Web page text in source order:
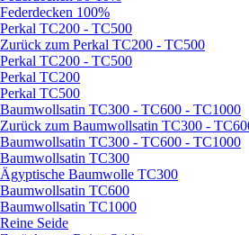
Federdecken 100%
Perkal TC200 - TC500
Zurück zum Perkal TC200 - TC500
Perkal TC200 - TC500
Perkal TC200
Perkal TC500
Baumwollsatin TC300 - TC600 - TC1000
Zurück zum Baumwollsatin TC300 -
Baumwollsatin TC300 - TC600 - TC1000
Baumwollsatin TC300
Ägyptische Baumwolle TC300
Baumwollsatin TC600
Baumwollsatin TC1000
Reine Seide